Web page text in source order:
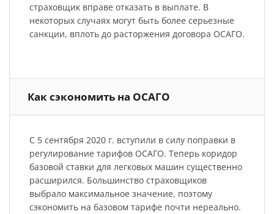
страховщик вправе отказать в выплате. В
некоторых случаях могут быть более серьезные
санкции, вплоть до расторжения договора ОСАГО.
Как сэкономить на ОСАГО
С 5 сентября 2020 г. вступили в силу поправки в
регулирование тарифов ОСАГО. Теперь коридор
базовой ставки для легковых машин существенно
расширился. Большинство страховщиков
выбрало максимальное значение, поэтому
сэкономить на базовом тарифе почти нереально.